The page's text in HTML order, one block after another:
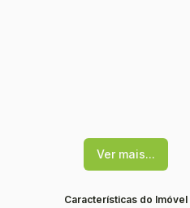
Ver mais...
Características do Imóvel